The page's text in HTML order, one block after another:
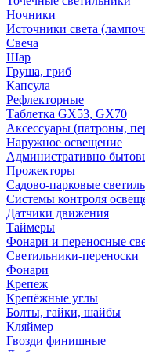
Ночники
Источники света
Свеча
Шар
Груша, гриб
Капсула
Рефлекторные
Таблетка GX53, GX70
Аксессуары (патроны,
Наружное освещение
Административно
Прожекторы
Садово-парковые
Системы контроля
Датчики движения
Таймеры
Фонари и переносные
Светильники-переноски
Фонари
Крепеж
Крепёжные углы
Болты, гайки, шайбы
Кляймер
Гвозди финишные